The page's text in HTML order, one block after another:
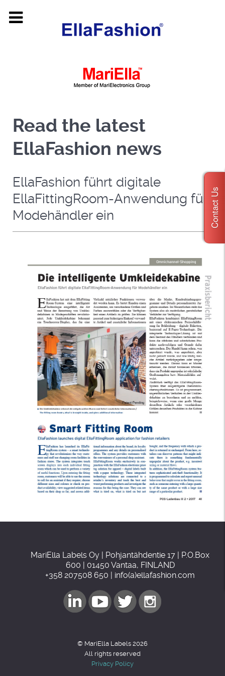
Read the latest
EllaFashion news
EllaFashion führt digitale
EllaFittingRoom-Anwendung für
Modehändler ein
MariElla Labels Oy | Pohjantähdentie 17 | P.O.Box
600 | 01450 Vantaa, FINLAND
+358 207508 650 | info(a)ellafashion.com
© MariElla Labels 2026
All rights reserved
Privacy Policy
Contact Us